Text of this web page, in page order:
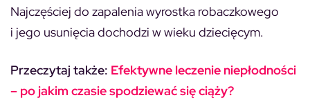
Najczęściej do zapalenia wyrostka robaczkowego
i jego usunięcia dochodzi w wieku dziecięcym.
Przeczytaj także: Efektywne leczenie niepłodności
– po jakim czasie spodziewać się ciąży?